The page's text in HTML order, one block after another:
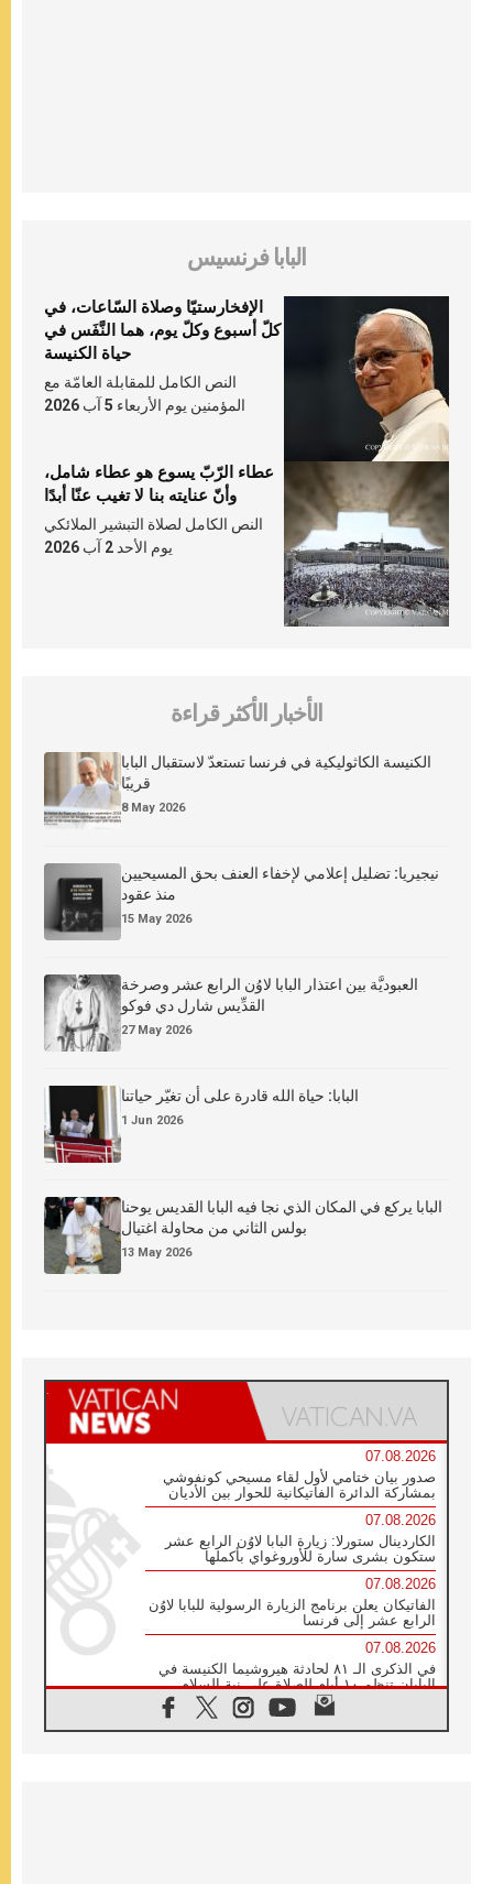
البابا فرنسيس
الإفخارستيّا وصلاة السّاعات، في
كلّ أسبوع وكلّ يوم، هما النَّفَس في
حياة الكنيسة
النص الكامل للمقابلة العامّة مع
المؤمنين يوم الأربعاء 5 آب 2026
عطاء الرّبّ يسوع هو عطاء شامل،
وأنّ عنايته بنا لا تغيب عنّا أبدًا
النص الكامل لصلاة التبشير الملائكي
يوم الأحد 2 آب 2026
الأخبار الأكثر قراءة
الكنيسة الكاثوليكية في فرنسا تستعدّ لاستقبال البابا
قريبًا
8 May 2026
نيجيريا: تضليل إعلامي لإخفاء العنف بحق المسيحيين
منذ عقود
15 May 2026
العبوديَّة بين اعتذار البابا لاوُن الرابع عشر وصرخة
القدِّيس شارل دي فوكو
27 May 2026
البابا: حياة الله قادرة على أن تغيّر حياتنا
1 Jun 2026
البابا يركع في المكان الذي نجا فيه البابا القديس يوحنا
بولس الثاني من محاولة اغتيال
13 May 2026
07.08.2026
صدور بيان ختامي لأول لقاء مسيحي كونفوشي
بمشاركة الدائرة الفاتيكانية للحوار بين الأديان
07.08.2026
الكاردينال ستورلا: زيارة البابا لاوُن الرابع عشر
ستكون بشرى سارة للأوروغواي بأكملها
07.08.2026
الفاتيكان يعلن برنامج الزيارة الرسولية للبابا لاوُن
الرابع عشر إلى فرنسا
07.08.2026
في الذكرى الـ ٨١ لحادثة هيروشيما الكنيسة في
اليابان تنظم ١٠ أيام للصلاة على نية السلام
الكنيسة في الأوروغواي: زيارة البابا ستعزز